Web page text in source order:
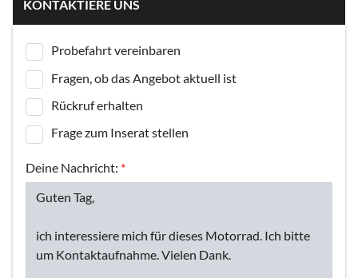
KONTAKTIERE UNS
Probefahrt vereinbaren
Fragen, ob das Angebot aktuell ist
Rückruf erhalten
Frage zum Inserat stellen
Deine Nachricht: *